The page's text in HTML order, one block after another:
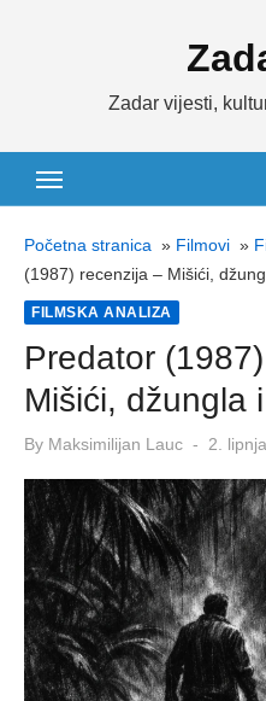
Zadar vijesti,
Početna stranica » Filmovi »
(1987) recenzija – Mišići,
FILMSKA ANALIZA
Predator
Mišići, džungla
By Maksimilijan Lauc
Posted
2.